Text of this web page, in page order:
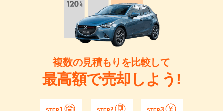
複数の見積もりを比較して
最高額で売却しよう!
STEP1 STEP2 STEP3